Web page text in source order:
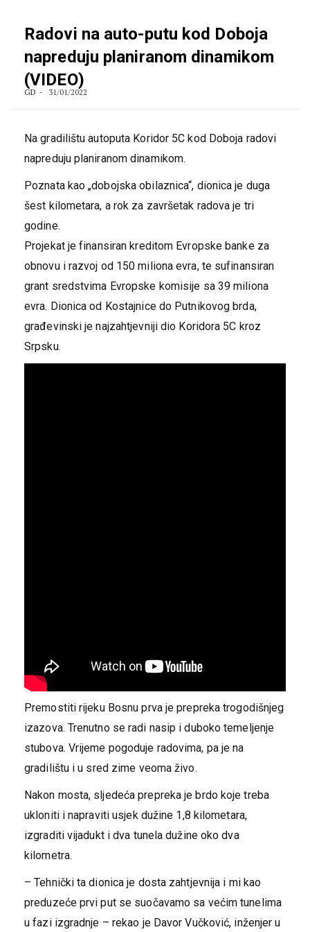
Radovi na auto-putu kod Doboja
napreduju planiranom dinamikom
(VIDEO)
GD 31/01/2022
Na gradilištu autoputa Koridor 5C kod Doboja radovi
napreduju planiranom dinamikom.
Poznata kao „dobojska obilaznica“, dionica je duga
šest kilometara, a rok za završetak radova je tri
godine.
Projekat je finansiran kreditom Evropske banke za
obnovu i razvoj od 150 miliona evra, te sufinansiran
grant sredstvima Evropske komisije sa 39 miliona
evra. Dionica od Kostajnice do Putnikovog brda,
građevinski je najzahtjevniji dio Koridora 5C kroz
Srpsku.
Premostiti rijeku Bosnu prva je prepreka trogodišnjeg
izazova. Trenutno se radi nasip i duboko temeljenje
stubova. Vrijeme pogoduje radovima, pa je na
gradilištu i u sred zime veoma živo.
Nakon mosta, sljedeća prepreka je brdo koje treba
ukloniti i napraviti usjek dužine 1,8 kilometara,
izgraditi vijadukt i dva tunela dužine oko dva
kilometra.
– Tehnički ta dionica je dosta zahtjevnija i mi kao
preduzeće prvi put se suočavamo sa većim tunelima
u fazi izgradnje – rekao je Davor Vučković, inženjer u